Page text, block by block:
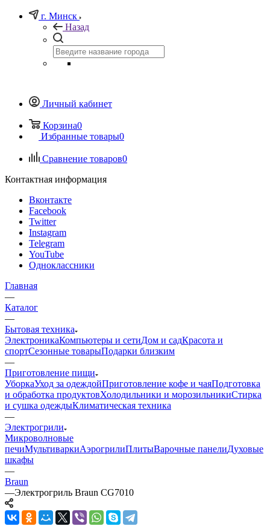
г. Минск
Назад
Личный кабинет
Корзина0
Избранные товары0
Сравнение товаров0
Контактная информация
Вконтакте
Facebook
Twitter
Instagram
Telegram
YouTube
Одноклассники
Главная
—
Каталог
—
Бытовая техника
ЭлектроникаКомпьютеры и сетиДом и садКрасота и
спортСезонные товарыПодарки близким
—
Приготовление пищи
УборкаУход за одеждойПриготовление кофе и чаяПодготовка
и обработка продуктовХолодильники и морозильникиСтирка
и сушка одеждыКлиматическая техника
—
Электрогрили
Микроволновые
печиМультиваркиАэрогрилиПлитыВарочные панелиДуховые
шкафы
—
Braun
—Электрогриль Braun CG7010